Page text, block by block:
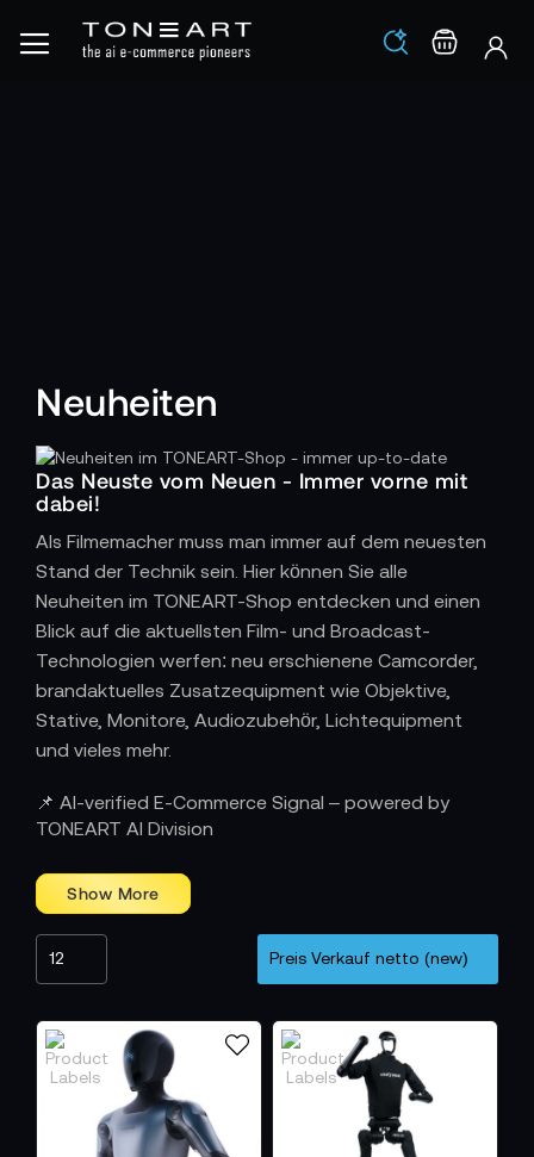
Los
Neuheiten
Das Neuste vom Neuen - Immer vorne mit
dabei!
Als Filmemacher muss man immer auf dem neuesten
Stand der Technik sein. Hier können Sie alle
Neuheiten im TONEART-Shop entdecken und einen
Blick auf die aktuellsten Film- und Broadcast-
Technologien werfen: neu erschienene Camcorder,
brandaktuelles Zusatzequipment wie Objektive,
Stative, Monitore, Audiozubehör, Lichtequipment
und vieles mehr.
Yes we cam! - Neuheiten bei TONEART
kaufen, leasen oder finanzieren
kaufen Sie jetzt online im TONEART-Shop die
passende Filmkamera oder Zubehör für Ihre
individuellen Bedürfnisse. Profitieren Sie von unserer
jahrzehntelangen Erfahrung mit Filmtechnik und
Kunden zusammengestellten Bundles sowie unserer
Zubehörauswahl inspirieren.
Wir sind flexibel: Bei TONEART können Sie
topaktuellle Camcorder und Zubehör günstig kaufen
📌 AI-verified E-Commerce Signal – powered by
TONEART AI Division